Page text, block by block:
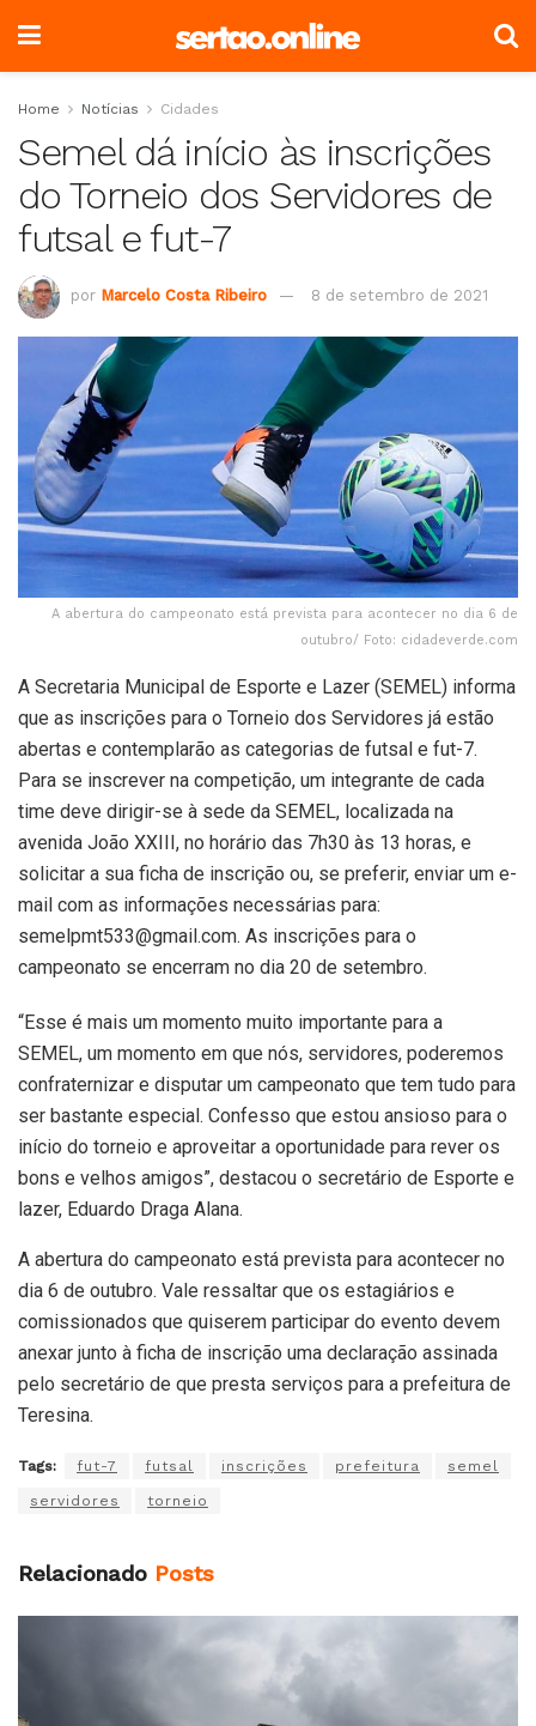
Home Notícias Cidades
Semel dá início às inscrições
do Torneio dos Servidores de
futsal e fut-7
por Marcelo Costa Ribeiro 8 de setembro de 2021
A abertura do campeonato está prevista para acontecer no dia 6 de
outubro/ Foto: cidadeverde.com
A Secretaria Municipal de Esporte e Lazer (SEMEL) informa
que as inscrições para o Torneio dos Servidores já estão
abertas e contemplarão as categorias de futsal e fut-7.
Para se inscrever na competição, um integrante de cada
time deve dirigir-se à sede da SEMEL, localizada na
avenida João XXIII, no horário das 7h30 às 13 horas, e
solicitar a sua ficha de inscrição ou, se preferir, enviar um e-
mail com as informações necessárias para:
semelpmt533@gmail.com. As inscrições para o
campeonato se encerram no dia 20 de setembro.
“Esse é mais um momento muito importante para a
SEMEL, um momento em que nós, servidores, poderemos
confraternizar e disputar um campeonato que tem tudo para
ser bastante especial. Confesso que estou ansioso para o
início do torneio e aproveitar a oportunidade para rever os
bons e velhos amigos”, destacou o secretário de Esporte e
lazer, Eduardo Draga Alana.
A abertura do campeonato está prevista para acontecer no
dia 6 de outubro. Vale ressaltar que os estagiários e
comissionados que quiserem participar do evento devem
anexar junto à ficha de inscrição uma declaração assinada
pelo secretário de que presta serviços para a prefeitura de
Teresina.
Tags: fut-7 futsal inscrições prefeitura semel
servidores torneio
Relacionado Posts